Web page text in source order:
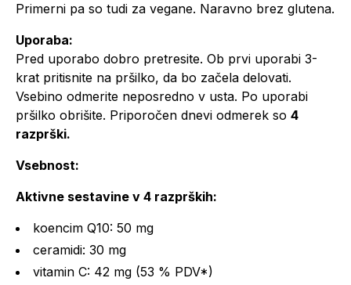
Primerni pa so tudi za vegane. Naravno brez glutena.
Uporaba:
Pred uporabo dobro pretresite. Ob prvi uporabi 3-
krat pritisnite na pršilko, da bo začela delovati.
Vsebino odmerite neposredno v usta. Po uporabi
pršilko obrišite. Priporočen dnevi odmerek so 4
razprški.
Vsebnost:
Aktivne sestavine v 4 razprških:
koencim Q10: 50 mg
ceramidi: 30 mg
vitamin C: 42 mg (53 % PDV*)